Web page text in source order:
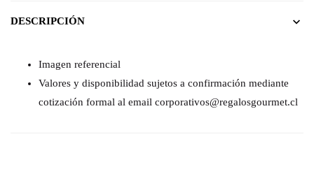
DESCRIPCIÓN
Imagen referencial
Valores y disponibilidad sujetos a confirmación mediante
cotización formal al email corporativos@regalosgourmet.cl